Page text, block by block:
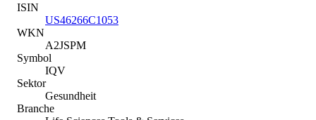
ISIN
US46266C1053
WKN
A2JSPM
Symbol
IQV
Sektor
Gesundheit
Branche